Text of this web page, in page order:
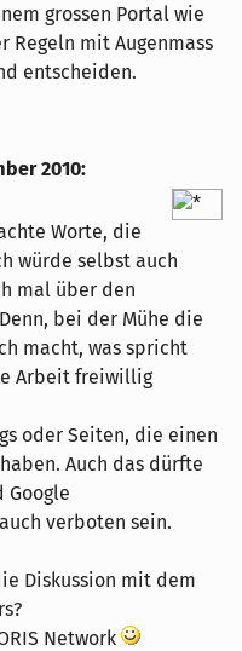
grossen Portal wie
Regeln mit Augenmass
entscheiden.
2010:
Worte, die
würde selbst auch
mal über den
bei der Mühe die
macht, was spricht
Arbeit freiwillig
oder Seiten, die einen
Auch das dürfte
Google
verboten sein.
Diskussion mit dem
Network